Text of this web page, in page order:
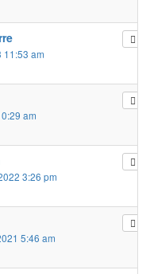
11:53 am
am
3:26 pm
5:46 am